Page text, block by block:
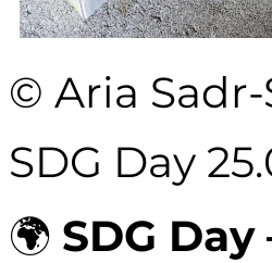
© Aria
SDG Day
🌍 SDG